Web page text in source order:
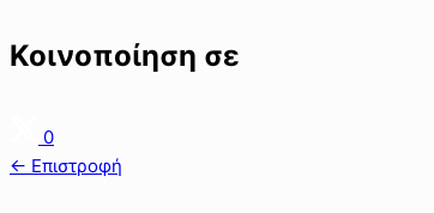
Κοινοποίηση σε
0
← Επιστροφή